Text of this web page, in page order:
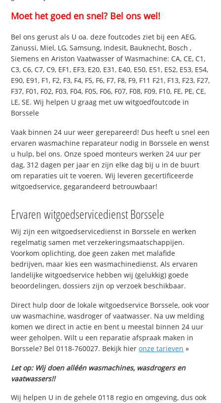
Moet het goed en snel? Bel ons wel!
Bel ons gerust als U oa. deze foutcodes ziet bij een AEG,
Zanussi, Miel, LG, Samsung, Indesit, Bauknecht, Bosch ,
Siemens en Ariston Vaatwasser of Wasmachine: CA, CE, C1,
C3, C6, C7, C9, EF1, EF3, E20, E31, E40, E50, E51, E52, E53, E54,
E90, E91, F1, F2, F3, F4, F5, F6, F7, F8, F9, F11 F21, F13, F23, F27,
F37, F01, F02, F03, F04, F05, F06, F07, F08, F09, F10, FE, PE, CE,
LE, SE. Wij helpen U graag met uw witgoedfoutcode in
Borssele
Vaak binnen 24 uur weer gerepareerd! Dus heeft u snel een
ervaren wasmachine reparateur nodig in Borssele en wenst
u hulp, bel ons. Onze spoed monteurs werken 24 uur per
dag, 312 dagen per jaar en zijn elke dag bij u in de buurt
om reparaties uit te voeren. Wij leveren gecertificeerde
witgoedservice, gegarandeerd betrouwbaar!
Ervaren witgoedservicedienst Borssele
Wij zijn een witgoedservicedienst in Borssele en werken
regelmatig samen met verzekeringsmaatschappijen.
Voorkom oplichting, doe geen zaken met malafide
bedrijven, maar kies een wasmachinedienst. Als ervaren
landelijke witgoedservice hebben wij (gelukkig) goede
beoordelingen, dossiers zijn op verzoek beschikbaar.
Direct hulp door de lokale witgoedservice Borssele, ook voor
uw wasmachine, wasdroger of vaatwasser. Na uw melding
komen we direct in actie en bent u meestal binnen 24 uur
weer geholpen. Wilt u een reparatie afspraak maken in
Borssele? Bel 0118-760027. Bekijk hieronze tarieven »
Let op: Wij doen alléén wasmachines, wasdrogers en
vaatwassers!!
Wij helpen U in de gehele 0118 regio en omgeving, dus ook